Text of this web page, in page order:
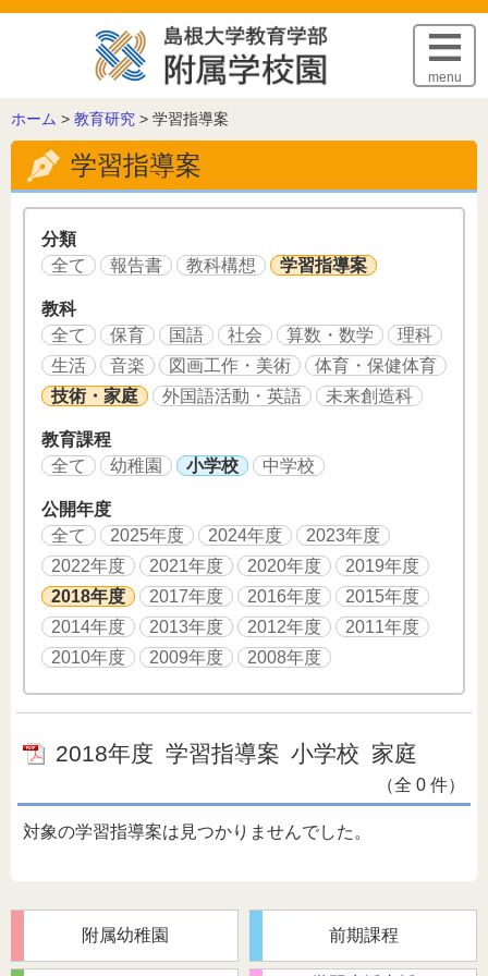
このページの本文へ
menu
こ
の
ー
ジ
ホーム > 教育研究 > 学習指導案
学習指導案
分類
全て
報告書 教科構想 学習指導案
教科
全て
保育 国語 社会 算数・数学
理科
生活
音楽 図画工作・美術
体育・保健体育
技術・家庭
外国語活動・英語 未来創造科
教育課程
全て
幼稚園 小学校 中学校
公開年度
全て
2025年度 2024年度
2023年度
2022年度
2021年度 2020年度
2019年度
2018年度
2017年度 2016年度
2015年度
2014年度
2013年度 2012年度
2011年度
2010年度
2009年度 2008年度
2018年度 学習指導案 小学校 家庭
（全 0 件）
対象の学習指導案は見つかりませんでした。
附属幼稚園 前期課程